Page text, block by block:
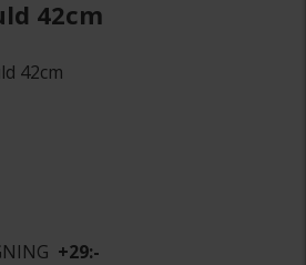
42cm
42cm
+29:-